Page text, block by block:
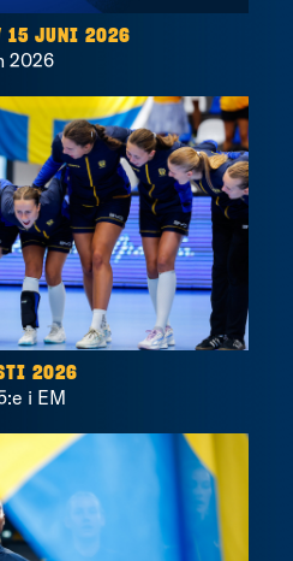
15 JUNI 2026
2026
2026
i EM